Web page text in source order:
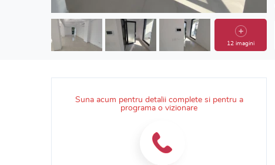
12 imagini
Suna acum pentru detalii complete si pentru a
programa o vizionare